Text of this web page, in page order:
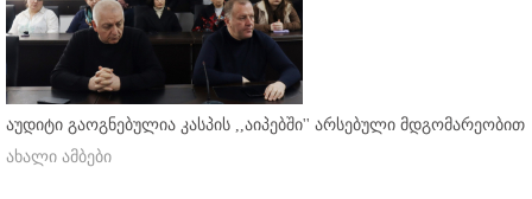
აუდიტი გაოგნებულია კასპის ,,აიპებში'' არსებული მდგომარეობით
ახალი ამბები